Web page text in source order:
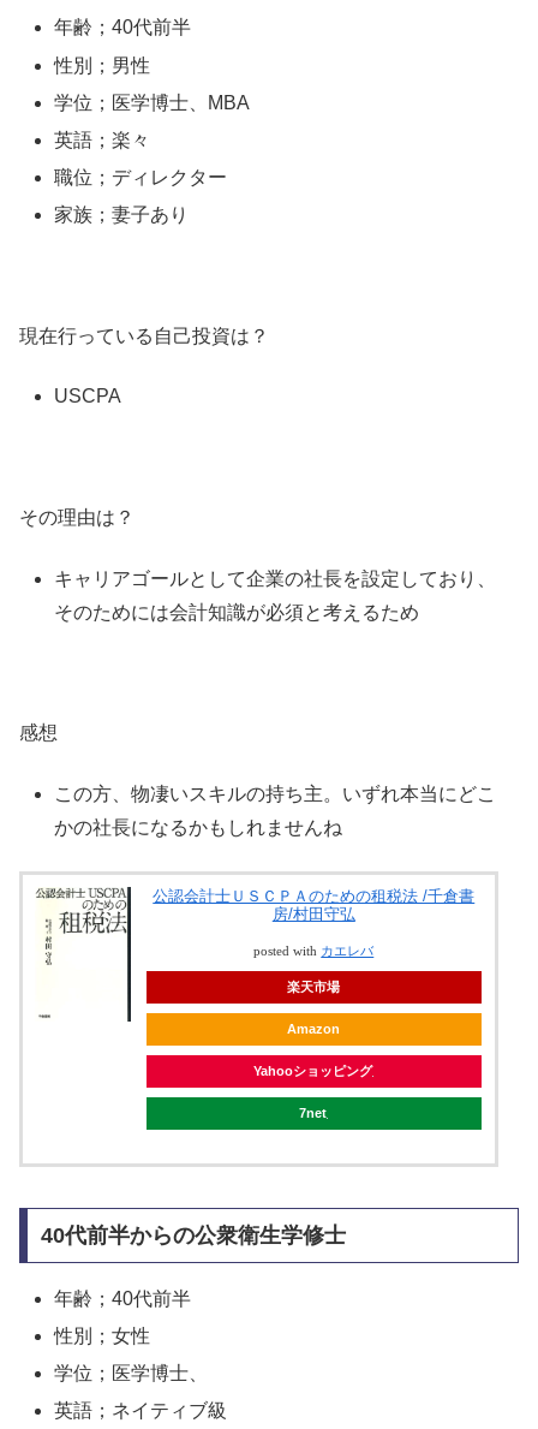
年齢；40代前半
性別；男性
学位；医学博士、MBA
英語；楽々
職位；ディレクター
家族；妻子あり
現在行っている自己投資は？
USCPA
その理由は？
キャリアゴールとして企業の社長を設定しており、
そのためには会計知識が必須と考えるため
感想
この方、物凄いスキルの持ち主。いずれ本当にどこ
かの社長になるかもしれませんね
公認会計士ＵＳＣＰＡのための租税法 /千倉書
房/村田守弘
posted with カエレバ
楽天市場
Amazon
Yahooショッピング
7net
40代前半からの公衆衛生学修士
年齢；40代前半
性別；女性
学位；医学博士、
英語；ネイティブ級